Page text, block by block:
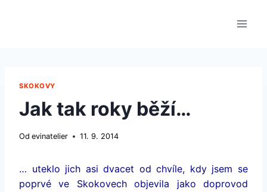
SKOKOVY
Jak tak roky běží…
Od evinatelier 11. 9. 2014
… uteklo jich asi dvacet od chvíle, kdy jsem se
poprvé ve Skokovech objevila jako doprovod